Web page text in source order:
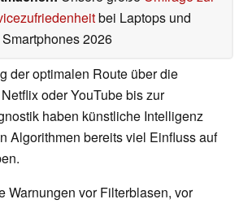
bei Laptops und
Smartphones 2026
der optimalen Route über die
oder YouTube bis zur
haben künstliche Intelligenz
Algorithmen bereits viel Einfluss auf
Warnungen vor Filterblasen, vor